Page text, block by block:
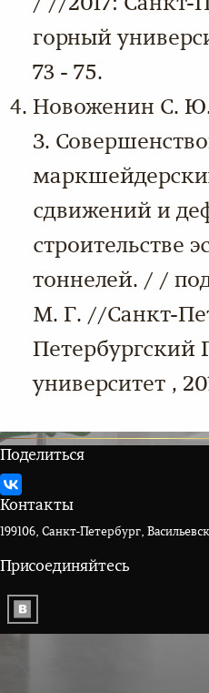
горный
73 - 75.
Новоженин С.
З.
сдвижений и
строительстве
тоннелей. / /
М. Г. //Санкт-
Петербургский
университет ,
Поделиться
Контакты
199106, Санкт-Петербург,
Присоединяйтесь